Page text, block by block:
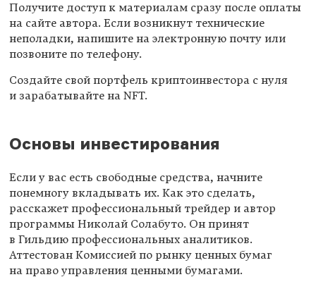
Получите доступ к материалам сразу после оплаты
на сайте автора. Если возникнут технические
неполадки, напишите на электронную почту или
позвоните по телефону.
Создайте свой портфель криптоинвестора с нуля
и зарабатывайте на NFT.
Основы инвестирования
Если у вас есть свободные средства, начните
понемногу вкладывать их. Как это сделать,
расскажет профессиональный трейдер и автор
программы Николай Солабуто. Он принят
в Гильдию профессиональных аналитиков.
Аттестован Комиссией по рынку ценных бумаг
на право управления ценными бумагами.